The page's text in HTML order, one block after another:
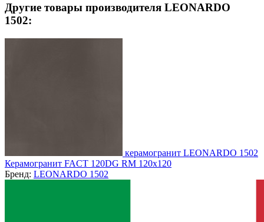
Другие товары производителя LEONARDO
1502:
керамогранит LEONARDO 1502
Керамогранит FACT 120DG RM 120x120
Бренд: LEONARDO 1502